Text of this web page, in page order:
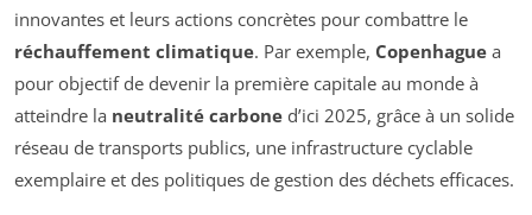
innovantes et leurs actions concrètes pour combattre le
réchauffement climatique. Par exemple, Copenhague a
pour objectif de devenir la première capitale au monde à
atteindre la neutralité carbone d’ici 2025, grâce à un solide
réseau de transports publics, une infrastructure cyclable
exemplaire et des politiques de gestion des déchets efficaces.